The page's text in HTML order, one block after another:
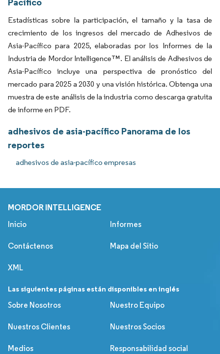
Estadísticas sobre la participación, el tamaño y la tasa de
crecimiento de los ingresos del mercado de Adhesivos de
Asia-Pacífico para 2025, elaboradas por los Informes de la
Industria de Mordor Intelligence™. El análisis de Adhesivos de
Asia-Pacífico incluye una perspectiva de pronóstico del
mercado para 2025 a 2030 y una visión histórica. Obtenga una
muestra de este análisis de la industria como descarga gratuita
de informe en PDF.
adhesivos de asia-pacífico Panorama de los
reportes
adhesivos de asia-pacífico empresas
MORDOR INTELLIGENCE
Inicio Informes
Contáctenos Mapa del Sitio
XML
Las siguientes páginas están disponibles en inglés
Sobre Nosotros
Nuestro Equipo
Nuestros Clientes Nuestros Socios
Medios Responsabilidad social